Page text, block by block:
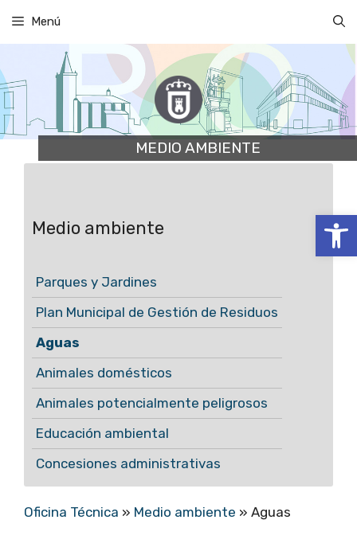
Abrir
contenido
Menú
MEDIO AMBIENTE
Oficina Técnica » Medio ambiente » Aguas
Medio ambiente
Parques y Jardines
Plan Municipal de Gestión de Residuos
Aguas
Animales domésticos
Animales potencialmente peligrosos
Educación ambiental
Concesiones administrativas